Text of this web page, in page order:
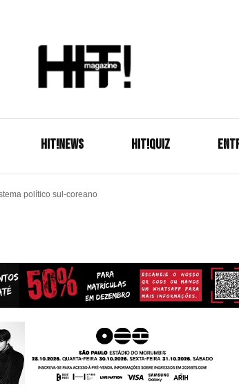
HIT!NEWS HIT!Quiz
político sul-coreano